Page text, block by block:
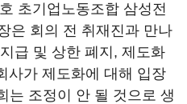
초기업노동조합 삼성전
은 회의 전 취재진과 만나
급 및 상한 폐지 , 제도화
사가 제도화에 대해 입장
는 조정이 안 될 것으로 생